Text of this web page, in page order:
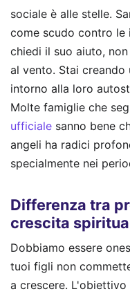
sociale è alle stelle.
come scudo contro le
chiedi il suo aiuto,
al vento. Stai
intorno alla loro
Molte famiglie che
ufficiale sanno bene
angeli ha radici
specialmente nei
Differenza tra
crescita
Dobbiamo essere
tuoi figli non
a crescere.